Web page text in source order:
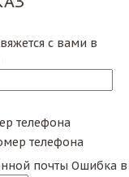
с вами в
телефона
телефона
почты Ошибка в